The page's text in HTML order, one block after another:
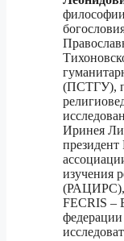
(ПСТГУ),
Иринея
президент
изучения
(РАЦИРС),
FECRIS –
федерации